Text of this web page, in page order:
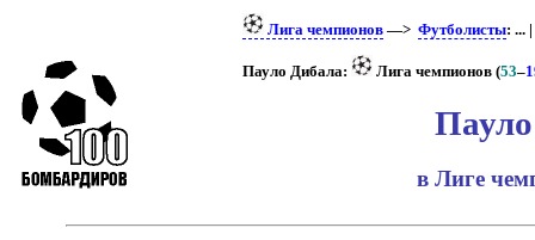
Лига чемпионов—> Футболисты: ... |
Пауло Дибала: Лига чемпионов (53–
в Лиге